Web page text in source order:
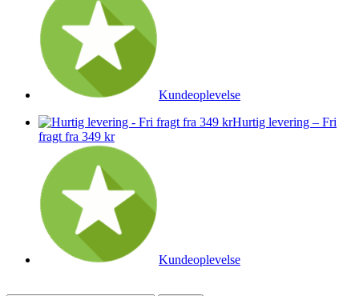
Kundeoplevelse
Hurtig levering – Fri
fragt fra 349 kr
Kundeoplevelse